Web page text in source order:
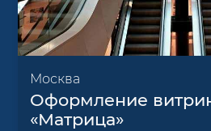
Москва
Оформление
«Матрица»